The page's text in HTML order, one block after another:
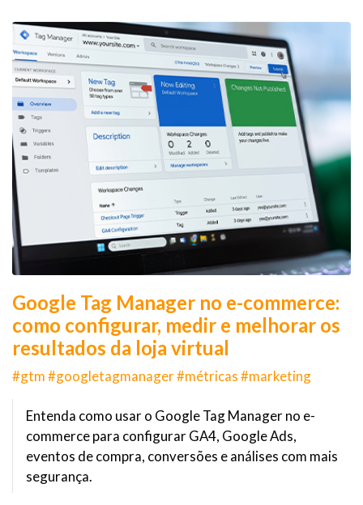
Google Tag Manager no e-commerce:
como configurar, medir e melhorar os
resultados da loja virtual
#gtm #googletagmanager #métricas #marketing
Entenda como usar o Google Tag Manager no e-
commerce para configurar GA4, Google Ads,
eventos de compra, conversões e análises com mais
segurança.